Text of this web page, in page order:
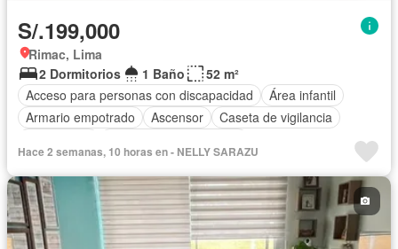
S/.199,000
Rimac, Lima
2 Dormitorios
1 Baño
52 m²
Acceso para personas con discapacidad
Área infantil
Armario empotrado
Ascensor
Caseta de vigilancia
Hace 2 semanas, 10 horas en - NELLY SARAZU